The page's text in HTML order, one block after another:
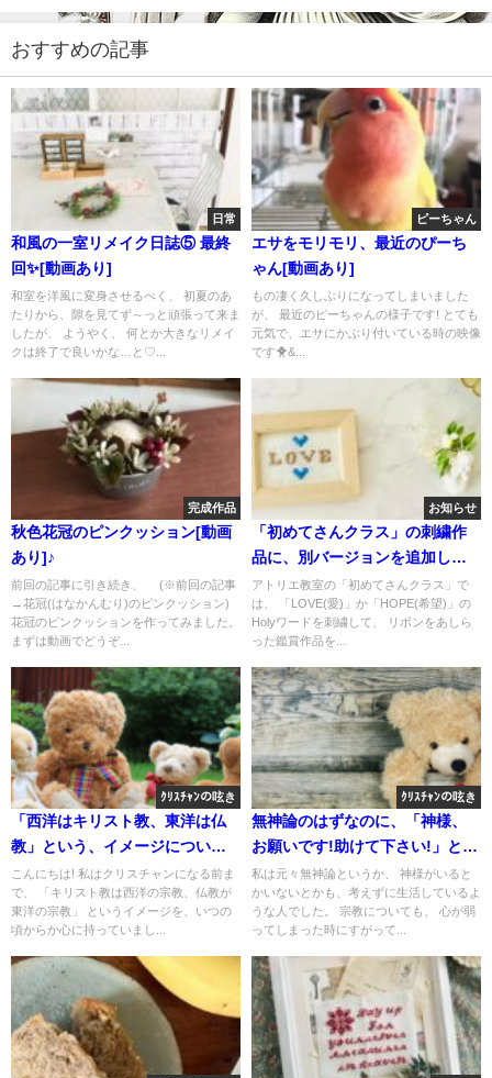
おすすめの記事
日常
和風の一室リメイク日誌⑤ 最終
回✨[動画あり]
和室を洋風に変身させるべく、 初夏のあ
たりから、隙を見てず～っと頑張って来ま
したが、 ようやく、 何とか大きなリメイ
クは終了で良いかな…と♡...
ピーちゃん
エサをモリモリ、最近のぴーち
ゃん[動画あり]
もの凄く久しぶりになってしまいました
が、 最近のピーちゃんの様子です! とても
元気で、エサにかぶり付いている時の映像
です🐥&...
完成作品
秋色花冠のピンクッション[動画
あり]♪
前回の記事に引き続き、 (※前回の記事
→花冠(はなかんむり)のピンクッション)
花冠のピンクッションを作ってみました。
まずは動画でどうぞ...
お知らせ
「初めてさんクラス」の刺繍作
品に、別バージョンを追加しま
した。
アトリエ教室の「初めてさんクラス」で
は、 「LOVE(愛)」か「HOPE(希望)」の
Holyワードを刺繍して、 リボンをあしら
った鑑賞作品を...
ｸﾘｽﾁｬﾝの呟き
「西洋はキリスト教、東洋は仏
教」という、イメージについ
て…😮。
こんにちは! 私はクリスチャンになる前ま
で、 「キリスト教は西洋の宗教、仏教が
東洋の宗教」 というイメージを、いつの
頃からか心に持っていまし...
ｸﾘｽﾁｬﾝの呟き
無神論のはずなのに、「神様、
お願いです!助けて下さい!」と、
祈る瞬間がある不思議…？😮
私は元々無神論というか、 神様がいると
かいないとかも、考えずに生活しているよ
うな人でした。 宗教についても、 心が弱
ってしまった時にすがって...